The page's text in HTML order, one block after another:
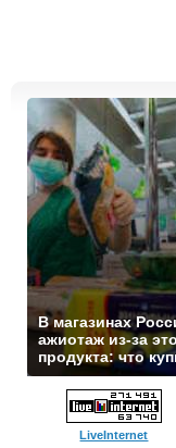
В магазинах
ажиотаж из-за
продукта: что
LiveInternet